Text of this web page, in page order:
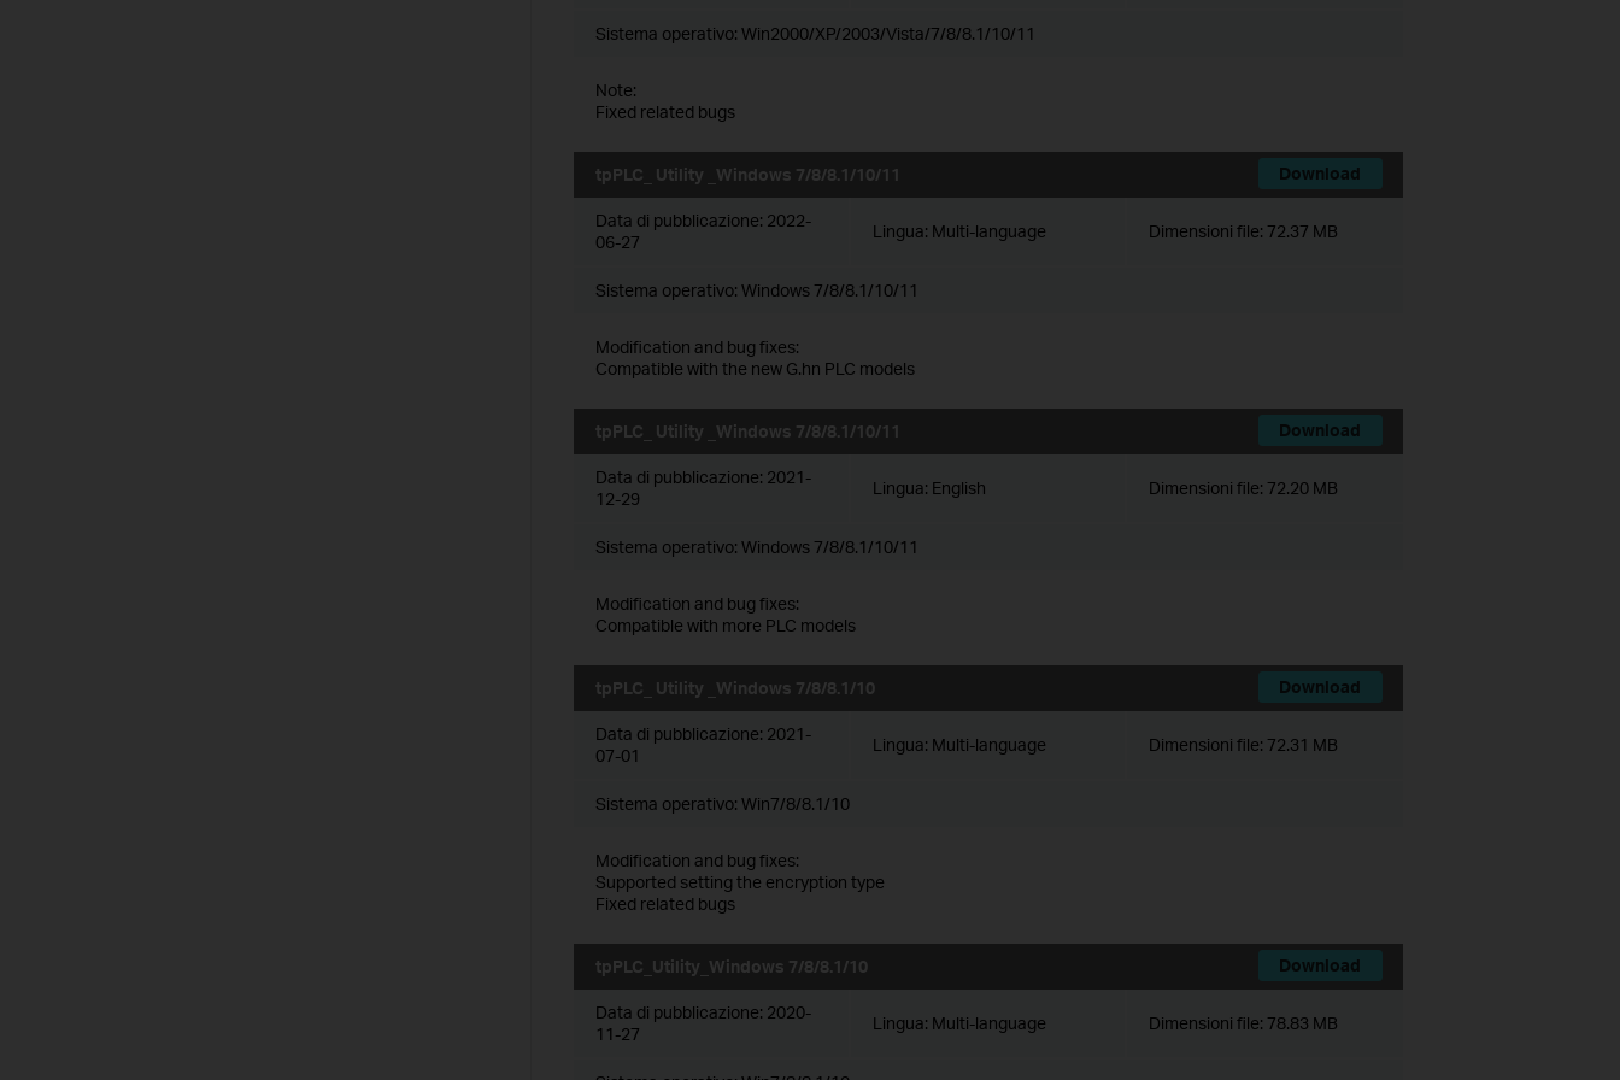
Sistema operativo: Win2000/XP/2003/Vista/7/8/8.1/10/11
Note:
Fixed related bugs
tpPLC_ Utility _Windows 7/8/8.1/10/11 Download
Data di pubblicazione: 2022-
06-27
Lingua: Multi-language Dimensioni file: 72.37 MB
Sistema operativo: Windows 7/8/8.1/10/11
Modification and bug fixes:
Compatible with the new G.hn PLC models
tpPLC_ Utility _Windows 7/8/8.1/10/11 Download
Data di pubblicazione: 2021-
12-29
Lingua: English Dimensioni file: 72.20 MB
Sistema operativo: Windows 7/8/8.1/10/11
Modification and bug fixes:
Compatible with more PLC models
tpPLC_ Utility _Windows 7/8/8.1/10 Download
Data di pubblicazione: 2021-
07-01
Lingua: Multi-language Dimensioni file: 72.31 MB
Sistema operativo: Win7/8/8.1/10
Modification and bug fixes:
Supported setting the encryption type
Fixed related bugs
tpPLC_Utility_Windows 7/8/8.1/10 Download
Data di pubblicazione: 2020-
11-27
Lingua: Multi-language Dimensioni file: 78.83 MB